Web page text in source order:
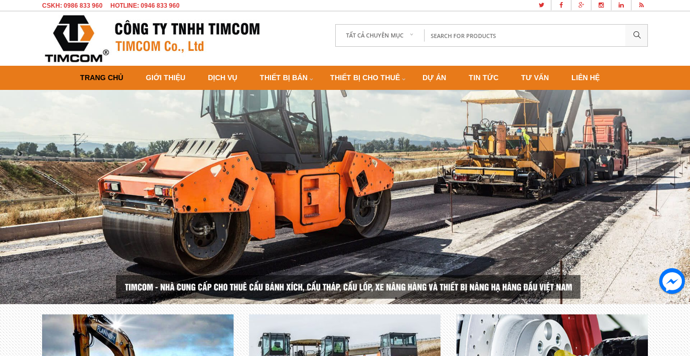
CSKH: 0986 833 960 HOTLINE: 0946 833 960
TẤT CẢ CHUYÊN MỤC
TRANG CHỦ GIỚI THIỆU DỊCH VỤ THIẾT BỊ BÁN THIẾT BỊ CHO THUÊ DỰ ÁN TIN TỨC TƯ VẤN LIÊN HỆ